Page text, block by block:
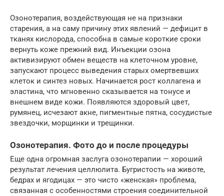
Озонотерапия, воздействующая не на признаки
старения, а на саму причину этих явлений — дефицит в
тканях кислорода, способна в самые короткие сроки
вернуть коже прежний вид. Инъекции озона
активизируют обмен веществ на клеточном уровне,
запускают процесс выведения старых омертвевших
клеток и синтез новых. Начинается рост коллагена и
эластина, что мгновенно сказывается на тонусе и
внешнем виде кожи. Появляются здоровый цвет,
румянец, исчезают акне, пигментные пятна, сосудистые
звездочки, морщинки и трещинки.
Озонотерапия. Фото до и после процедуры
Еще одна огромная заслуга озонотерапии — хороший
результат лечения целлюлита. Бугристость на животе,
бедрах и ягодицах — это чисто «женская» проблема,
связанная с особенностями строения соединительной